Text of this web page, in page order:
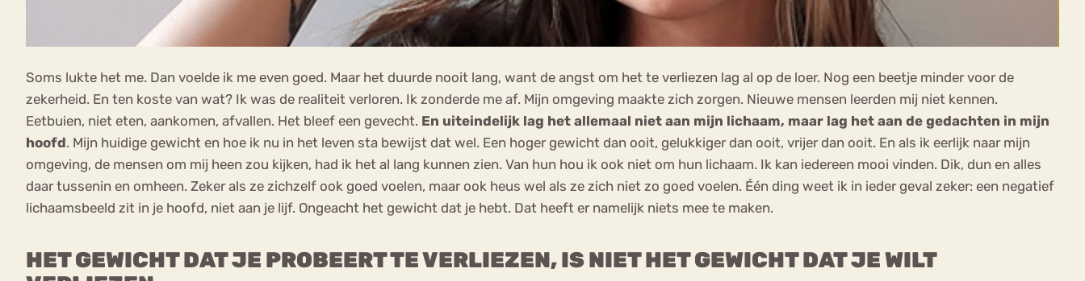
Soms lukte het me. Dan voelde ik me even goed. Maar het duurde nooit lang, want de angst om het te verliezen lag al op de loer. Nog een beetje minder voor de
zekerheid. En ten koste van wat? Ik was de realiteit verloren. Ik zonderde me af. Mijn omgeving maakte zich zorgen. Nieuwe mensen leerden mij niet kennen.
Eetbuien, niet eten, aankomen, afvallen. Het bleef een gevecht. En uiteindelijk lag het allemaal niet aan mijn lichaam, maar lag het aan de gedachten in mijn
hoofd. Mijn huidige gewicht en hoe ik nu in het leven sta bewijst dat wel. Een hoger gewicht dan ooit, gelukkiger dan ooit, vrijer dan ooit. En als ik eerlijk naar mijn
omgeving, de mensen om mij heen zou kijken, had ik het al lang kunnen zien. Van hun hou ik ook niet om hun lichaam. Ik kan iedereen mooi vinden. Dik, dun en alles
daar tussenin en omheen. Zeker als ze zichzelf ook goed voelen, maar ook heus wel als ze zich niet zo goed voelen. Één ding weet ik in ieder geval zeker: een negatief
lichaamsbeeld zit in je hoofd, niet aan je lijf. Ongeacht het gewicht dat je hebt. Dat heeft er namelijk niets mee te maken.
HET GEWICHT DAT JE PROBEERT TE VERLIEZEN, IS NIET HET GEWICHT DAT JE WILT